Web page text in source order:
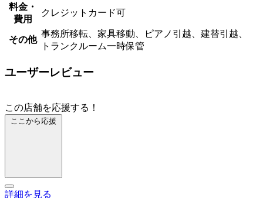
料金・
費用
クレジットカード可
その他
事務所移転、家具移動、ピアノ引越、建替引越、
トランクルーム一時保管
ユーザーレビュー
この店舗を応援する！
ここから応援
詳細を見る